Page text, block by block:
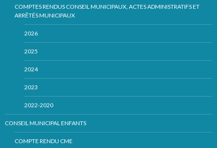
COMPTES RENDUS CONSEIL MUNICIPAUX, ACTES ADMINISTRATIFS ET
ARRÊTÉS MUNICIPAUX
2026
2025
2024
2023
2022-2020
CONSEIL MUNICIPAL ENFANTS
COMPTE RENDU CME